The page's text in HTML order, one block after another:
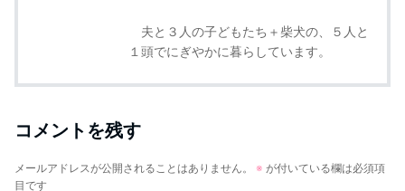
夫と３人の子どもたち＋柴犬の、５人と
１頭でにぎやかに暮らしています。
コメントを残す
メールアドレスが公開されることはありません。 ※ が付いている欄は必須項
目です